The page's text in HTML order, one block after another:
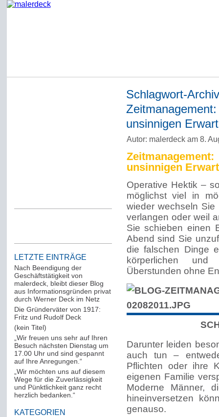
LETZTE EINTRÄGE
Nach Beendigung der
Geschäftstätigkeit von
malerdeck, bleibt dieser Blog
aus Informationsgründen privat
durch Werner Deck im Netz
Die Gründerväter von 1917:
Fritz und Rudolf Deck
(kein Titel)
„Wir freuen uns sehr auf Ihren
Besuch nächsten Dienstag um
17.00 Uhr und sind gespannt
auf Ihre Anregungen.“
„Wir möchten uns auf diesem
Wege für die Zuverlässigkeit
und Pünktlichkeit ganz recht
herzlich bedanken.“
KATEGORIEN
Schlagwort-
unsinnigen
Autor: malerdeck am 8.
unsinnigen
Operative Hektik –
möglichst viel in
wieder wechseln Sie
verlangen oder weil
Sie schieben einen
Abend sind Sie
die falschen Dinge
körperlichen
Überstunden ohne
Darunter leiden
auch tun –
Pflichten oder ihre
eigenen Familie
Moderne Männer,
hineinversetzen
genauso.